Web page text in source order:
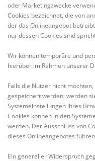
oder Marketingzwecke
Cookies bezeichnet, die von
der das Onlineangebot
nur dessen Cookies sind
Wir können temporäre und
hierüber im Rahmen unserer
Falls die Nutzer nicht
gespeichert werden, werden
Systemeinstellungen ihres
Cookies können in den
werden. Der Ausschluss von
dieses Onlineangebotes
Ein genereller Widerspruch